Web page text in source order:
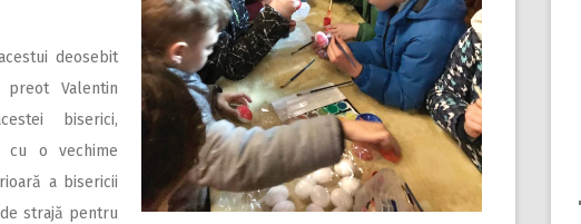
deosebit
Valentin
biserici,
cu o vechime
a bisericii
strajă pentru